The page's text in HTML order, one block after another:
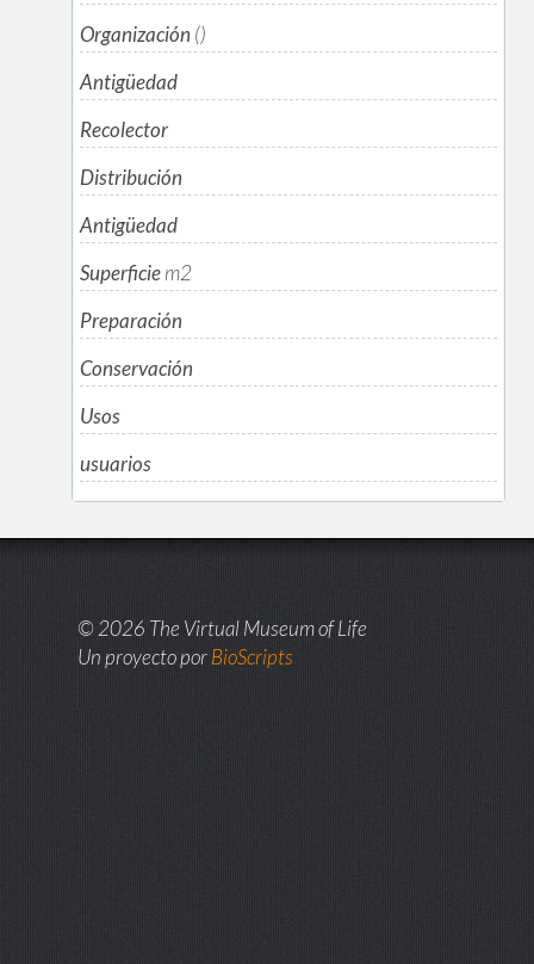
Organización ()
Antigüedad
Recolector
Distribución
Antigüedad
Superficiem2
Preparación
Conservación
Usos
usuarios
© 2026 The Virtual Museum of Life
Un proyecto porBioScripts